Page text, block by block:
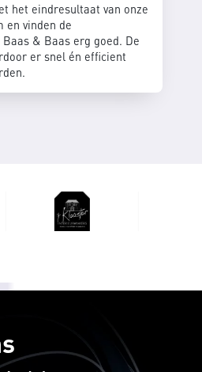
het eindresultaat van onze
en vinden de
& Baas erg goed. De
er snel én efficient